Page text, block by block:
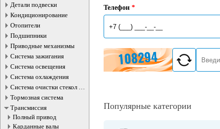
Детали подвески
Кондиционирование
Отопители
Подшипники
Приводные механизмы
Система зажигания
Система освещения
Система охлаждения
Система очистки стекол и
фар
Тормозная система
Трансмиссия
Полный привод
Карданные валы
Телефон *
Популярные категории